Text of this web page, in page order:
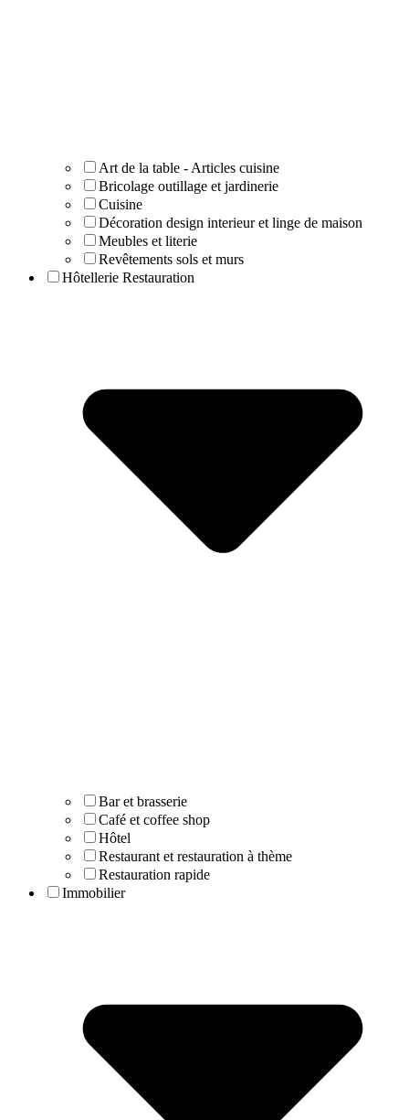
Art de la table - Articles cuisine
Bricolage outillage et jardinerie
Cuisine
Décoration design interieur et linge de maison
Meubles et literie
Revêtements sols et murs
Hôtellerie Restauration
Bar et brasserie
Café et coffee shop
Hôtel
Restaurant et restauration à thème
Restauration rapide
Immobilier